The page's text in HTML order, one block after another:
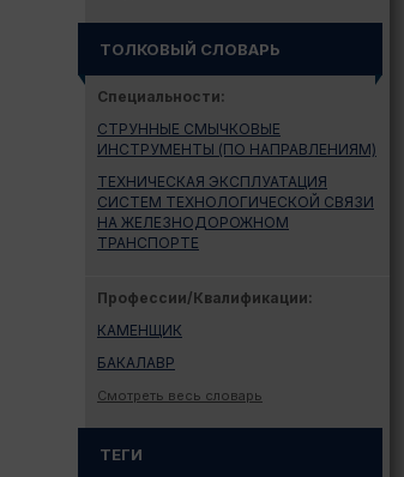
ТОЛКОВЫЙ СЛОВАРЬ
Специальности:
СТРУННЫЕ СМЫЧКОВЫЕ
ИНСТРУМЕНТЫ (ПО НАПРАВЛЕНИЯМ)
ТЕХНИЧЕСКАЯ ЭКСПЛУАТАЦИЯ
СИСТЕМ ТЕХНОЛОГИЧЕСКОЙ СВЯЗИ
НА ЖЕЛЕЗНОДОРОЖНОМ
ТРАНСПОРТЕ
Профессии/Квалификации:
КАМЕНЩИК
БАКАЛАВР
Смотреть весь словарь
ТЕГИ